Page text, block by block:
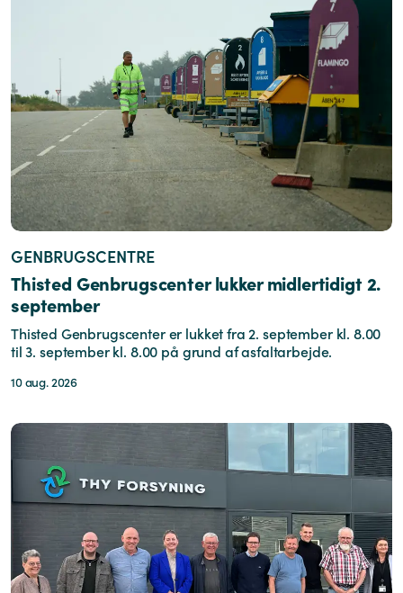
GENBRUGSCENTRE
Thisted Genbrugscenter lukker midlertidigt 2.
september
Thisted Genbrugscenter er lukket fra 2. september kl. 8.00
til 3. september kl. 8.00 på grund af asfaltarbejde.
10 aug. 2026